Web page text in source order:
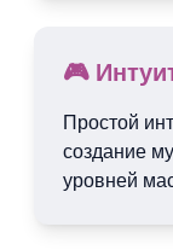
🎮
Простой
создание
уровней